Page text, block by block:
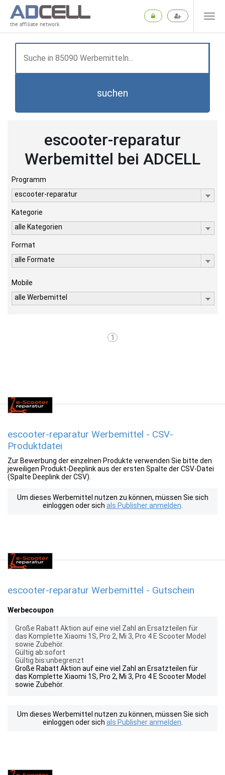
the affiliate network
suchen
escooter-reparatur
Werbemittel bei ADCELL
Programm
escooter-reparatur
Kategorie
alle Kategorien
Format
alle Formate
Mobile
alle Werbemittel
1
escooter-reparatur Werbemittel - CSV-
Produktdatei
Zur Bewerbung der einzelnen Produkte verwenden Sie bitte den
jeweiligen Produkt-Deeplink aus der ersten Spalte der CSV-Datei
(Spalte Deeplink der CSV).
Um dieses Werbemittel nutzen zu können, müssen Sie sich
einloggen oder sich als Publisher anmelden
escooter-reparatur Werbemittel - Gutschein
Werbecoupon
Große Rabatt Aktion auf eine viel Zahl an Ersatzteilen für
das Komplette Xiaomi 1S, Pro 2, Mi 3, Pro 4 E Scooter Model
sowie Zubehör.
Gültig ab:sofort
Gültig bis:unbegrenzt
Große Rabatt Aktion auf eine viel Zahl an Ersatzteilen für
das Komplette Xiaomi 1S, Pro 2, Mi 3, Pro 4 E Scooter Model
sowie Zubehör.
Um dieses Werbemittel nutzen zu können, müssen Sie sich
einloggen oder sich als Publisher anmelden